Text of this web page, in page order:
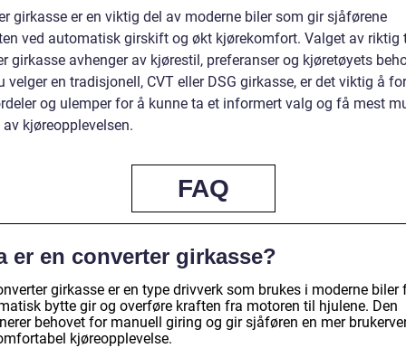
girkasse er en viktig del av moderne biler som gir sjåførene
ved automatisk girskift og økt kjørekomfort. Valget av riktig
girkasse avhenger av kjørestil, preferanser og kjøretøyets
velger en tradisjonell, CVT eller DSG girkasse, er det viktig å
og ulemper for å kunne ta et informert valg og få mest
kjøreopplevelsen.
FAQ
er en converter girkasse?
girkasse er en type drivverk som brukes i moderne biler
bytte gir og overføre kraften fra motoren til hjulene. Den
behovet for manuell giring og gir sjåføren en mer
kjøreopplevelse.